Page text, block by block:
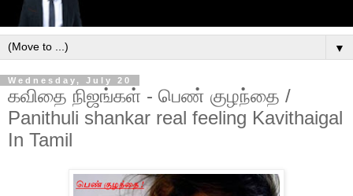
▼
Wednesday, July 20
கவிதை நிஜங்கள் - பெண் குழந்தை /
Panithuli shankar real feeling Kavithaigal
In Tamil